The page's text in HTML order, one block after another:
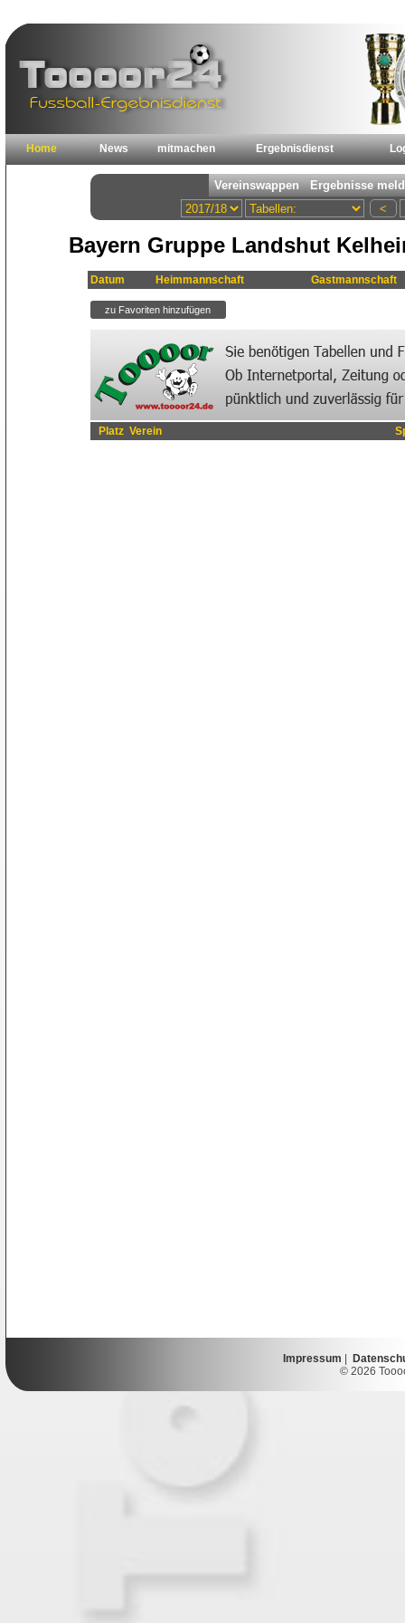
Home News mitmachen Ergebnisdienst
Bayern Gruppe Landshut
Datum Heimmannschaft Gastmannschaft
Platz Verein
Impressum
© 2026